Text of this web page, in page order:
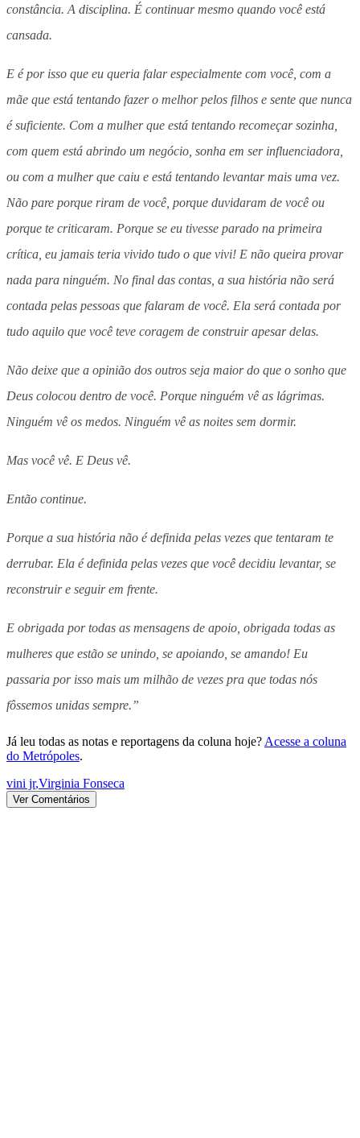
constância. A disciplina. É continuar mesmo quando você está
cansada.
E é por isso que eu queria falar especialmente com você, com a
mãe que está tentando fazer o melhor pelos filhos e sente que nunca
é suficiente. Com a mulher que está tentando recomeçar sozinha,
com quem está abrindo um negócio, sonha em ser influenciadora,
ou com a mulher que caiu e está tentando levantar mais uma vez.
Não pare porque riram de você, porque duvidaram de você ou
porque te criticaram. Porque se eu tivesse parado na primeira
crítica, eu jamais teria vivido tudo o que vivi! E não queira provar
nada para ninguém. No final das contas, a sua história não será
contada pelas pessoas que falaram de você. Ela será contada por
tudo aquilo que você teve coragem de construir apesar delas.
Não deixe que a opinião dos outros seja maior do que o sonho que
Deus colocou dentro de você. Porque ninguém vê as lágrimas.
Ninguém vê os medos. Ninguém vê as noites sem dormir.
Mas você vê. E Deus vê.
Então continue.
Porque a sua história não é definida pelas vezes que tentaram te
derrubar. Ela é definida pelas vezes que você decidiu levantar, se
reconstruir e seguir em frente.
E obrigada por todas as mensagens de apoio, obrigada todas as
mulheres que estão se unindo, se apoiando, se amando! Eu
passaria por isso mais um milhão de vezes pra que todas nós
fôssemos unidas sempre.”
Já leu todas as notas e reportagens da coluna hoje? Acesse a coluna
do Metrópoles.
vini jr,Virginia Fonseca
Ver Comentários